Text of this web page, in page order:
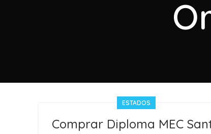
ESTADOS
Comprar Diploma MEC